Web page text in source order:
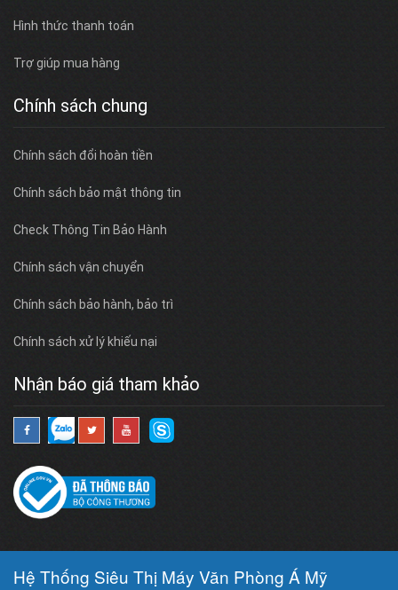
Hình thức thanh toán
Trợ giúp mua hàng
Chính sách chung
Chính sách đổi hoàn tiền
Chính sách bảo mật thông tin
Check Thông Tin Bảo Hành
Chính sách vận chuyển
Chính sách bảo hành, bảo trì
Chính sách xử lý khiếu nại
Nhận báo giá tham khảo
Hệ Thống Siêu Thị Máy Văn Phòng Á Mỹ